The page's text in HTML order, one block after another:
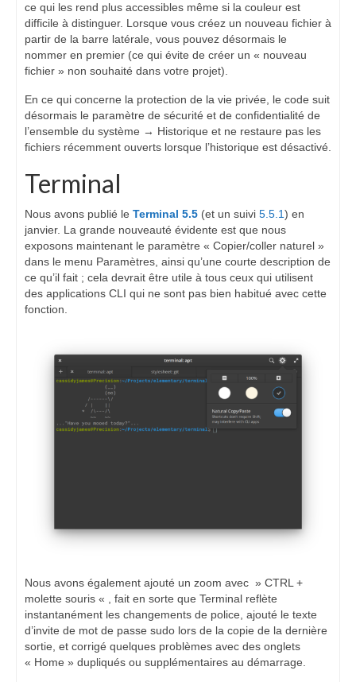
ce qui les rend plus accessibles même si la couleur est
difficile à distinguer. Lorsque vous créez un nouveau fichier à
partir de la barre latérale, vous pouvez désormais le
nommer en premier (ce qui évite de créer un « nouveau
fichier » non souhaité dans votre projet).
En ce qui concerne la protection de la vie privée, le code suit
désormais le paramètre de sécurité et de confidentialité de
l’ensemble du système → Historique et ne restaure pas les
fichiers récemment ouverts lorsque l’historique est désactivé.
Terminal
Nous avons publié le Terminal 5.5 (et un suivi 5.5.1) en
janvier. La grande nouveauté évidente est que nous
exposons maintenant le paramètre « Copier/coller naturel »
dans le menu Paramètres, ainsi qu’une courte description de
ce qu’il fait ; cela devrait être utile à tous ceux qui utilisent
des applications CLI qui ne sont pas bien habitué avec cette
fonction.
Nous avons également ajouté un zoom avec » CTRL +
molette souris « , fait en sorte que Terminal reflète
instantanément les changements de police, ajouté le texte
d’invite de mot de passe sudo lors de la copie de la dernière
sortie, et corrigé quelques problèmes avec des onglets
« Home » dupliqués ou supplémentaires au démarrage.